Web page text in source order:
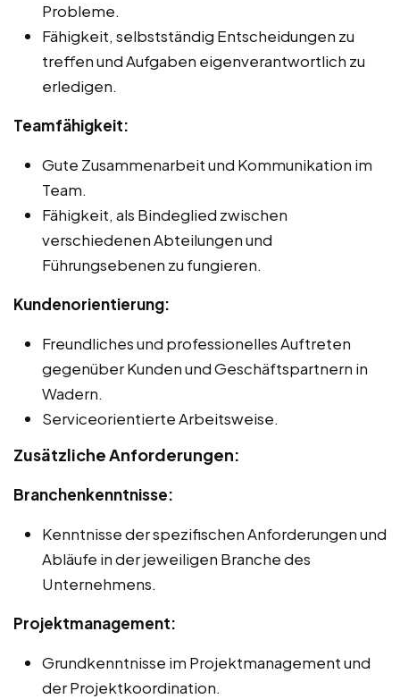
Probleme.
Fähigkeit, selbstständig Entscheidungen zu
treffen und Aufgaben eigenverantwortlich zu
erledigen.
Teamfähigkeit:
Gute Zusammenarbeit und Kommunikation im
Team.
Fähigkeit, als Bindeglied zwischen
verschiedenen Abteilungen und
Führungsebenen zu fungieren.
Kundenorientierung:
Freundliches und professionelles Auftreten
gegenüber Kunden und Geschäftspartnern in
Wadern.
Serviceorientierte Arbeitsweise.
Zusätzliche Anforderungen:
Branchenkenntnisse:
Kenntnisse der spezifischen Anforderungen und
Abläufe in der jeweiligen Branche des
Unternehmens.
Projektmanagement:
Grundkenntnisse im Projektmanagement und
der Projektkoordination.